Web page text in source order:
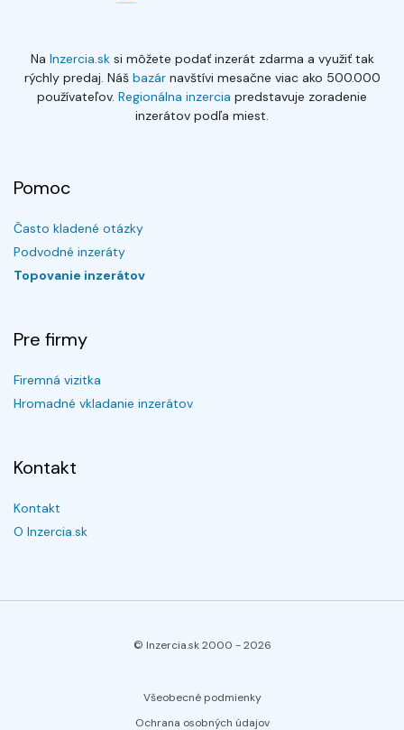
Na Inzercia.sksi môžete podať inzerát zdarma a využiť tak
rýchly predaj. Náš bazárnavštívi mesačne viac ako 500.000
používateľov. Regionálna inzercia predstavuje zoradenie
inzerátov podľa miest.
Pomoc
Často kladené otázky
Podvodné inzeráty
Topovanie inzerátov
Pre firmy
Firemná vizitka
Hromadné vkladanie inzerátov
Kontakt
Kontakt
O Inzercia.sk
© Inzercia.sk 2000 -2026
Všeobecné podmienky
Ochrana osobných údajov